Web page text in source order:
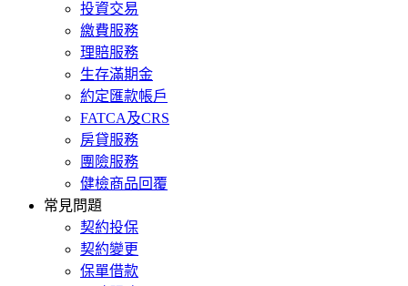
投資交易
繳費服務
理賠服務
生存滿期金
約定匯款帳戶
FATCA及CRS
房貸服務
團險服務
健檢商品回覆
常見問題
契約投保
契約變更
保單借款